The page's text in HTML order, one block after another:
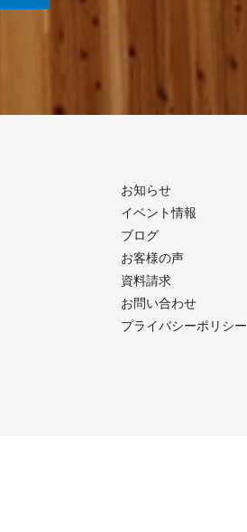
お知らせ
イベント情報
ブログ
お客様の声
資料請求
お問い合わせ
プライバシーポリシー